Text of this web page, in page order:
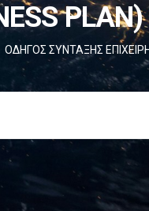
PLAN)
ΟΔΗΓΟΣ ΣΥΝΤΑΞΗΣ